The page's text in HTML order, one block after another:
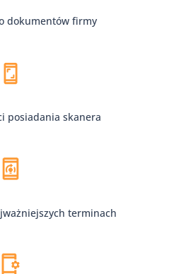
dokumentów firmy
posiadania skanera
terminach